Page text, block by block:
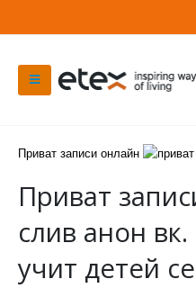
Приват записи онлайн
Приват
слив анон
учит детей